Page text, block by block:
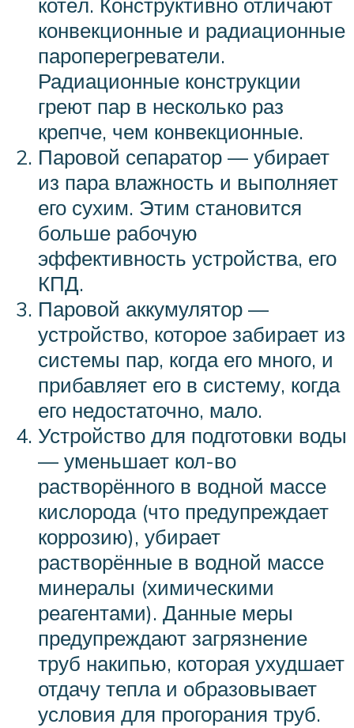
конвекционные и радиационные
пароперегреватели.
Радиационные конструкции
греют пар в несколько раз
крепче, чем конвекционные.
Паровой сепаратор — убирает
из пара влажность и выполняет
его сухим. Этим становится
больше рабочую
эффективность устройства, его
КПД.
Паровой аккумулятор —
устройство, которое забирает из
системы пар, когда его много, и
прибавляет его в систему, когда
его недостаточно, мало.
Устройство для подготовки воды
— уменьшает кол-во
растворённого в водной массе
кислорода (что предупреждает
коррозию), убирает
растворённые в водной массе
минералы (химическими
реагентами). Данные меры
предупреждают загрязнение
труб накипью, которая ухудшает
отдачу тепла и образовывает
условия для прогорания труб.